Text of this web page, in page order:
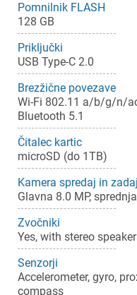
Pomnilnik FLASH
128 GB
Priključki
USB Type-C 2.0
Brezžične povezave
Wi-Fi 802.11 a/b/g/n/
Bluetooth 5.1
Čitalec kartic
microSD (do 1TB)
Kamera spredaj in zadaj
Glavna 8.0 MP,
Zvočniki
Yes, with stereo
Senzorji
Accelerometer, gyro,
compass
Prijava